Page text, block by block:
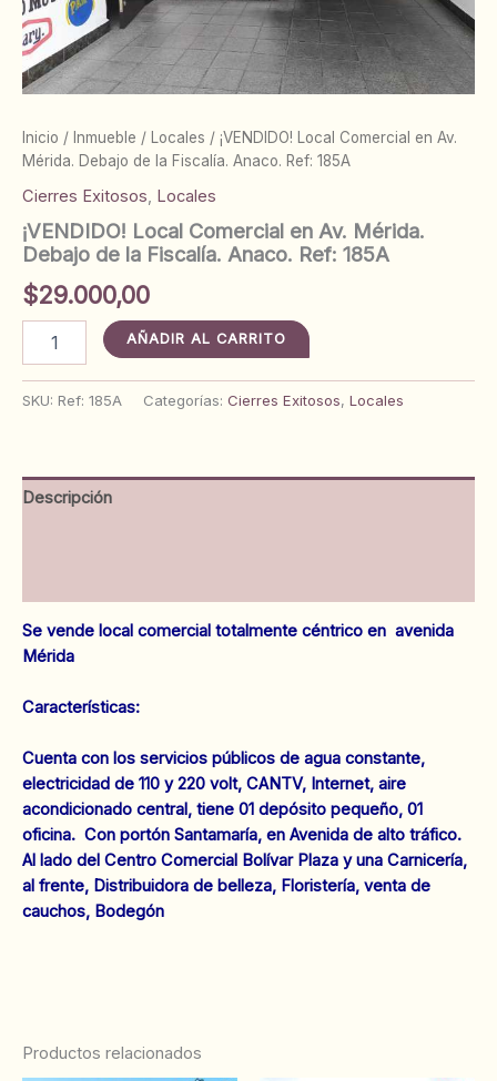
Inicio / Inmueble / Locales / ¡VENDIDO! Local Comercial en Av.
Mérida. Debajo de la Fiscalía. Anaco. Ref: 185A
Cierres Exitosos, Locales
¡VENDIDO! Local Comercial en Av. Mérida.
Debajo de la Fiscalía. Anaco. Ref: 185A
$29.000,00
Local
en
de
la
AÑADIR AL CARRITO
SKU: Ref: 185A Categorías: Cierres Exitosos, Locales
Descripción
Se vende local comercial totalmente céntrico en avenida
Mérida
Características:
Cuenta con los servicios públicos de agua constante,
electricidad de 110 y 220 volt, CANTV, Internet, aire
acondicionado central, tiene 01 depósito pequeño, 01
oficina. Con portón Santamaría, en Avenida de alto tráfico.
Al lado del Centro Comercial Bolívar Plaza y una Carnicería,
al frente, Distribuidora de belleza, Floristería, venta de
cauchos, Bodegón
Productos relacionados